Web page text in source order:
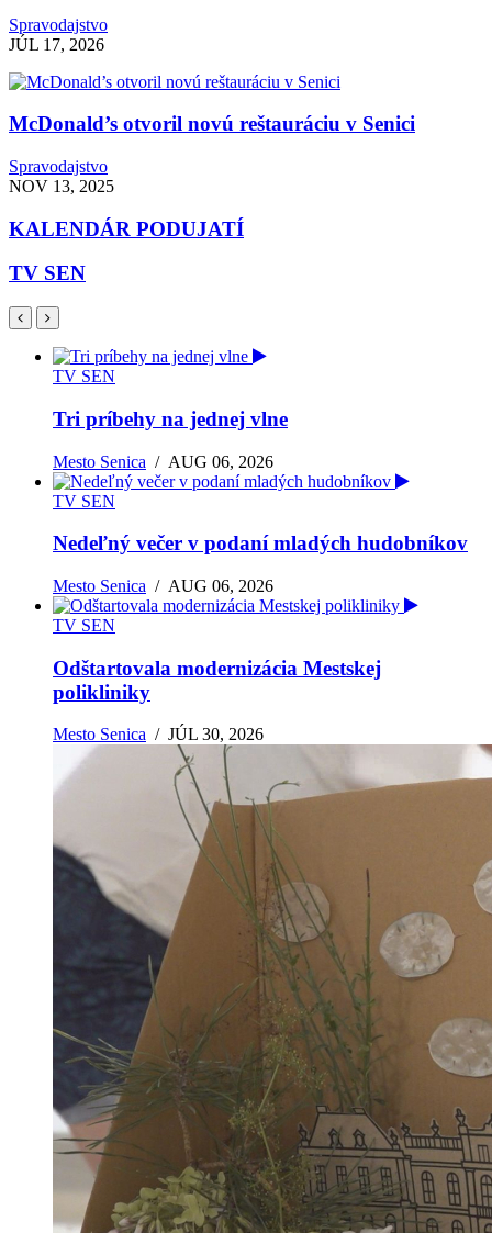
Spravodajstvo
JÚL 17, 2026
McDonald’s otvoril novú reštauráciu v Senici
Spravodajstvo
NOV 13, 2025
KALENDÁR PODUJATÍ
TV SEN
TV SEN
Tri príbehy na jednej vlne
Mesto Senica /AUG 06, 2026
TV SEN
Nedeľný večer v podaní mladých hudobníkov
Mesto Senica /AUG 06, 2026
TV SEN
Odštartovala modernizácia Mestskej
polikliniky
Mesto Senica /JÚL 30, 2026